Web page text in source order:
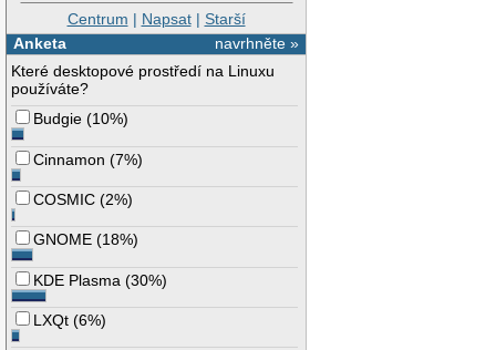
Centrum | Napsat| Starší
navrhněte »
Anketa
Které desktopové prostředí na Linuxu
používáte?
Budgie (10%)
Cinnamon (7%)
COSMIC (2%)
GNOME (18%)
KDE Plasma (30%)
LXQt (6%)